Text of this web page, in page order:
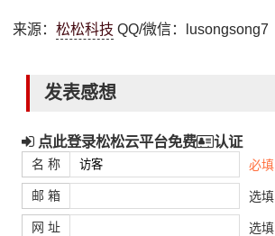
来源：松松科技 QQ/微信：lusongsong7
发表感想
点此登录松松云平台免费 认证
名 称 必填
邮 箱 选填
网 址 选填